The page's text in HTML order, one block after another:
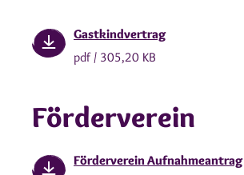
Gastkindvertrag
pdf / 305,20 KB
Förderverein
Förderverein Aufnahmeantrag